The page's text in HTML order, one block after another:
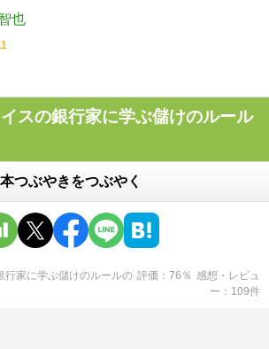
也
スの銀行家に学ぶ儲けのルール
本つぶやきをつぶやく
行家に学ぶ儲けのルールの 評価 76 ％ 感想・レビュ
ー
109件